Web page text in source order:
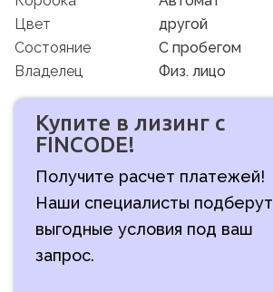
Цвет
другой
Состояние
C пробегом
Владелец
Физ. лицо
Купите в лизинг с
FINCODE!
Получите расчет платежей!
Наши специалисты подберут
выгодные условия под ваш
запрос.